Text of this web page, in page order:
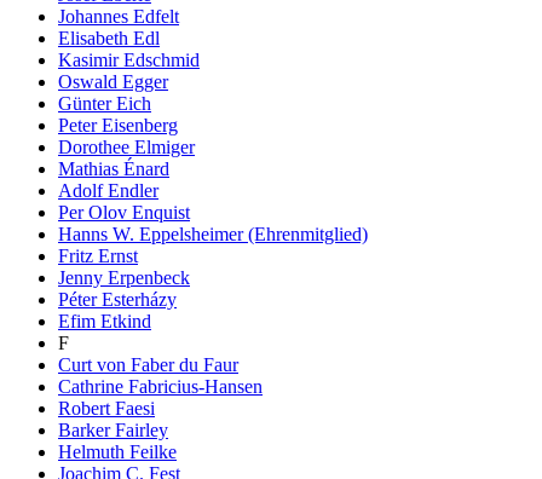
Johannes Edfelt
Elisabeth Edl
Kasimir Edschmid
Oswald Egger
Günter Eich
Peter Eisenberg
Dorothee Elmiger
Mathias Énard
Adolf Endler
Per Olov Enquist
Hanns W. Eppelsheimer (Ehrenmitglied)
Fritz Ernst
Jenny Erpenbeck
Péter Esterházy
Efim Etkind
F
Curt von Faber du Faur
Cathrine Fabricius-Hansen
Robert Faesi
Barker Fairley
Helmuth Feilke
Joachim C. Fest